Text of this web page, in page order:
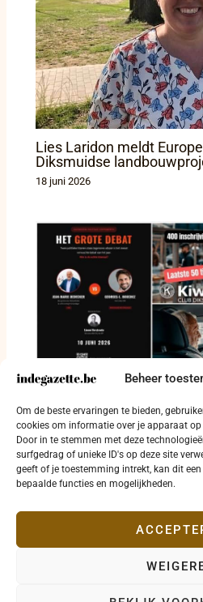
Beheer
Om de beste ervaringen te bieden,
cookies om informatie over je apparaat
Door in te stemmen met deze
surfgedrag of unieke ID's op deze site
geeft of je toestemming intrekt, kan dit
bepaalde functies en mogelijkheden.
Lies Laridon meldt
Diksmuidse
18 juni 2026
Debat over liberalisme
in Diksmuide, nog 50
7 juni 2026
Copyright © 2026